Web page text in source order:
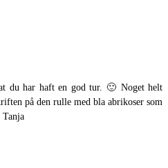
du har haft en god tur. 🙂 Noget helt
på den rulle med bla abrikoser som